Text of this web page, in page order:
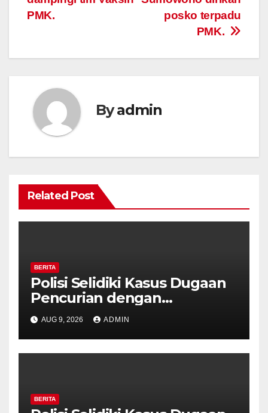
posko terpadu
PMK.
PMK.
Byadmin
Related Post
BERITA
Polisi Selidiki Kasus Dugaan
Pencurian dengan
Kekerasan di Counter HP
Royal Phone Ambarawa.
AUG 9, 2026 ADMIN
BERITA